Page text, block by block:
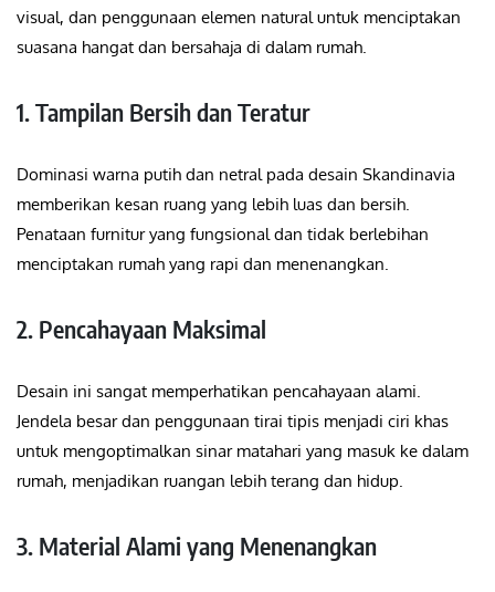
visual, dan penggunaan elemen natural untuk menciptakan
suasana hangat dan bersahaja di dalam rumah.
1. Tampilan Bersih dan Teratur
Dominasi warna putih dan netral pada desain Skandinavia
memberikan kesan ruang yang lebih luas dan bersih.
Penataan furnitur yang fungsional dan tidak berlebihan
menciptakan rumah yang rapi dan menenangkan.
2. Pencahayaan Maksimal
Desain ini sangat memperhatikan pencahayaan alami.
Jendela besar dan penggunaan tirai tipis menjadi ciri khas
untuk mengoptimalkan sinar matahari yang masuk ke dalam
rumah, menjadikan ruangan lebih terang dan hidup.
3. Material Alami yang Menenangkan